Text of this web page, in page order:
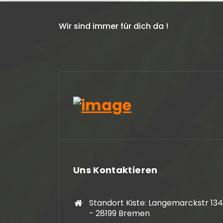
Wir sind immer für dich da !
Uns Kontaktieren
Standort Kiste: Langemarckstr 134
- 28199 Bremen
Hanseatisches Medienbüro